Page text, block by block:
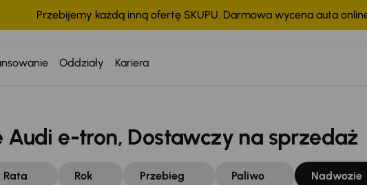
Przebijemy każdą inną ofertę SKUPU. Darmowa wycena auta
Oddziały Kariera
wszystko
e-tron, Dostawczy na sprzedaż
Rata Rok Przebieg Paliwo Nadwozie